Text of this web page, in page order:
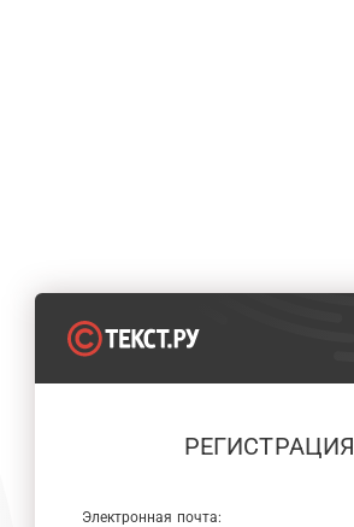
РЕГИСТРАЦИЯ
Электронная почта: